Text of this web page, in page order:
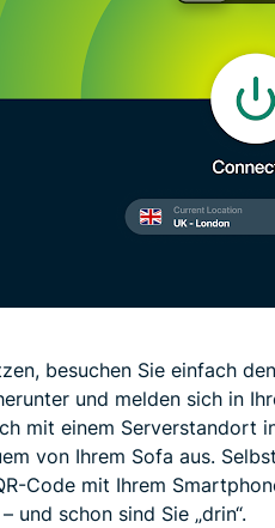
besuchen Sie einfach
und melden sich in
mit einem Serverstandort
von Ihrem Sofa aus.
Code mit Ihrem
und schon sind Sie „drin“.